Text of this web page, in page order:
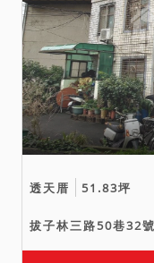
透天厝 51.83坪
拔子林三路50巷32號